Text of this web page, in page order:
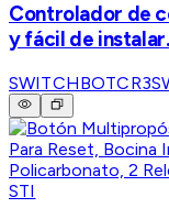
Controlador de
y fácil de instalar.
SWITCHBOTCR3
STI